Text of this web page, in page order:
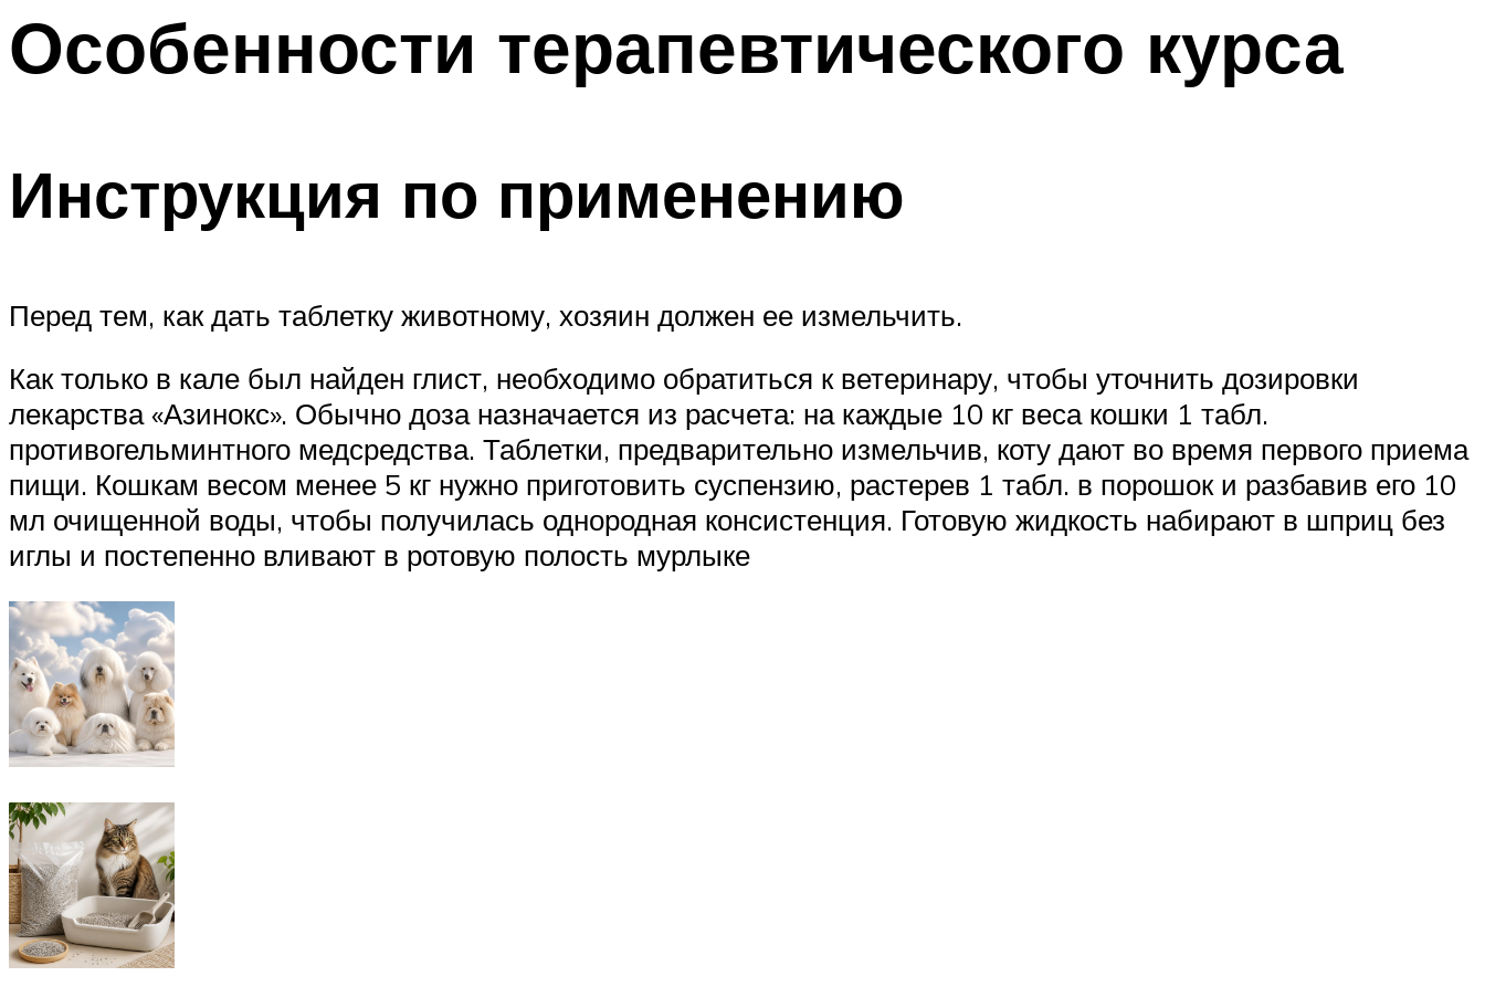
Особенности терапевтического курса
Инструкция по применению
Перед тем, как дать таблетку животному, хозяин должен ее измельчить.
Как только в кале был найден глист, необходимо обратиться к ветеринару, чтобы уточнить дозировки
лекарства «Азинокс». Обычно доза назначается из расчета: на каждые 10 кг веса кошки 1 табл.
противогельминтного медсредства. Таблетки, предварительно измельчив, коту дают во время первого приема
пищи. Кошкам весом менее 5 кг нужно приготовить суспензию, растерев 1 табл. в порошок и разбавив его 10
мл очищенной воды, чтобы получилась однородная консистенция. Готовую жидкость набирают в шприц без
иглы и постепенно вливают в ротовую полость мурлыке